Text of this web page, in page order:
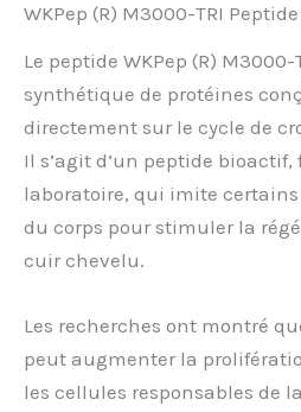
WKPep (R) M3000-TRI Peptide
Le peptide WKPep (R)
synthétique de protéines
directement sur le cycle de
Il s’agit d’un peptide bioactif,
laboratoire, qui imite
du corps pour stimuler la
cuir chevelu.
Les recherches ont montré
peut augmenter la
les cellules responsables de